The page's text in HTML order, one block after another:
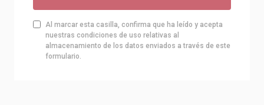
Al marcar esta casilla, confirma que ha leído y acepta
nuestras condiciones de uso relativas al
almacenamiento de los datos enviados a través de este
formulario.